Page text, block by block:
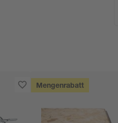
Mengenrabatt